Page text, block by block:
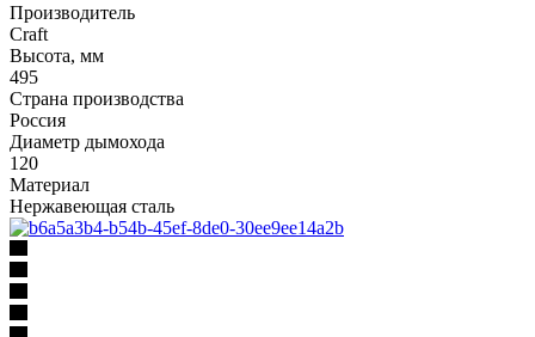
Производитель
Craft
Высота, мм
495
Страна производства
Россия
Диаметр дымохода
120
Материал
Нержавеющая сталь